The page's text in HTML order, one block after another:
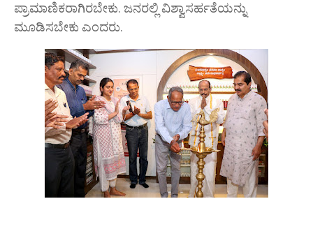
ಪ್ರಾಮಾಣಿಕರಾಗಿರಬೇಕು. ಜನರಲ್ಲಿ ವಿಶ್ವಾಸರ್ಹತೆಯನ್ನು
ಮೂಡಿಸಬೇಕು ಎಂದರು.